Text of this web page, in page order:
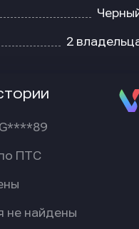
2
ПТС
не найдены